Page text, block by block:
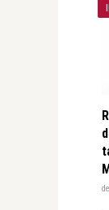
de